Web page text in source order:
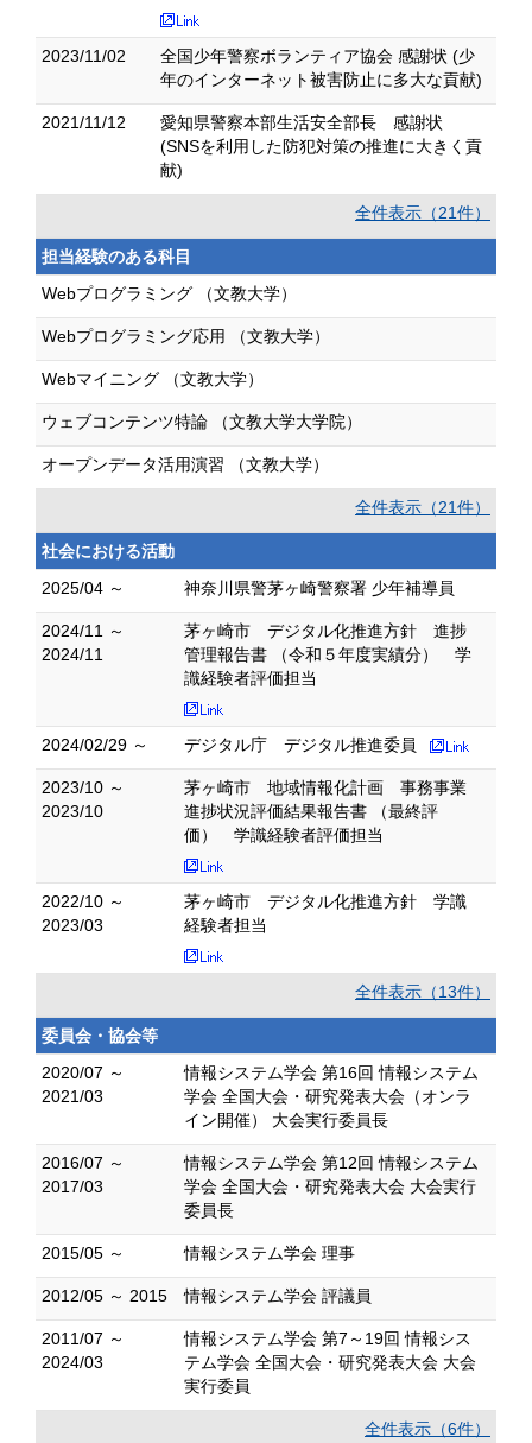
2023/11/02
全国少年警察ボランティア協会 感謝状 (少
年のインターネット被害防止に多大な貢献)
2021/11/12
愛知県警察本部生活安全部長 感謝状
(SNSを利用した防犯対策の推進に大きく貢
献)
全件表示（21件）
担当経験のある科目
Webプログラミング （文教大学）
Webプログラミング応用 （文教大学）
Webマイニング （文教大学）
ウェブコンテンツ特論 （文教大学大学院）
オープンデータ活用演習 （文教大学）
全件表示（21件）
社会における活動
2025/04 ～
神奈川県警茅ヶ崎警察署 少年補導員
2024/11 ～
2024/11
茅ヶ崎市 デジタル化推進方針 進捗
管理報告書 （令和５年度実績分） 学
識経験者評価担当
2024/02/29 ～ デジタル庁 デジタル推進委員
2023/10 ～
2023/10
茅ヶ崎市 地域情報化計画 事務事業
進捗状況評価結果報告書 （最終評
価） 学識経験者評価担当
2022/10 ～
2023/03
茅ヶ崎市 デジタル化推進方針 学識
経験者担当
全件表示（13件）
委員会・協会等
2020/07 ～
2021/03
情報システム学会 第16回 情報システム
学会 全国大会・研究発表大会（オンラ
イン開催） 大会実行委員長
2016/07 ～
2017/03
情報システム学会 第12回 情報システム
学会 全国大会・研究発表大会 大会実行
委員長
2015/05 ～ 情報システム学会 理事
2012/05 ～ 2015 情報システム学会 評議員
2011/07 ～
2024/03
情報システム学会 第7～19回 情報シス
テム学会 全国大会・研究発表大会 大会
実行委員
全件表示（6件）